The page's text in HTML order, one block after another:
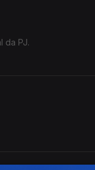
da PJ.